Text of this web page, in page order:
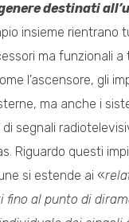
destinati
insieme rientrano
ma funzionali a
l’ascensore, gli
ma anche i
segnali
Riguardo questi
si estende ai «
fino al punto di